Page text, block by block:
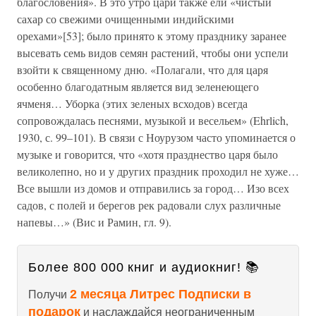
сахар со свежими очищенными индийскими
орехами»[53]; было принято к этому празднику заранее
высевать семь видов семян растений, чтобы они успели
взойти к священному дню. «Полагали, что для царя
особенно благодатным является вид зеленеющего
ячменя… Уборка (этих зеленых всходов) всегда
сопровождалась песнями, музыкой и весельем» (Ehrlich,
1930, с. 99–101). В связи с Ноурузом часто упоминается о
музыке и говорится, что «хотя празднество царя было
великолепно, но и у других праздник проходил не хуже…
Все вышли из домов и отправились за город… Изо всех
садов, с полей и берегов рек радовали слух различные
напевы…» (Вис и Рамин, гл. 9).
Более 800 000 книг и аудиокниг! 📚
Получи 2 месяца Литрес Подписки в
подарок и наслаждайся неограниченным